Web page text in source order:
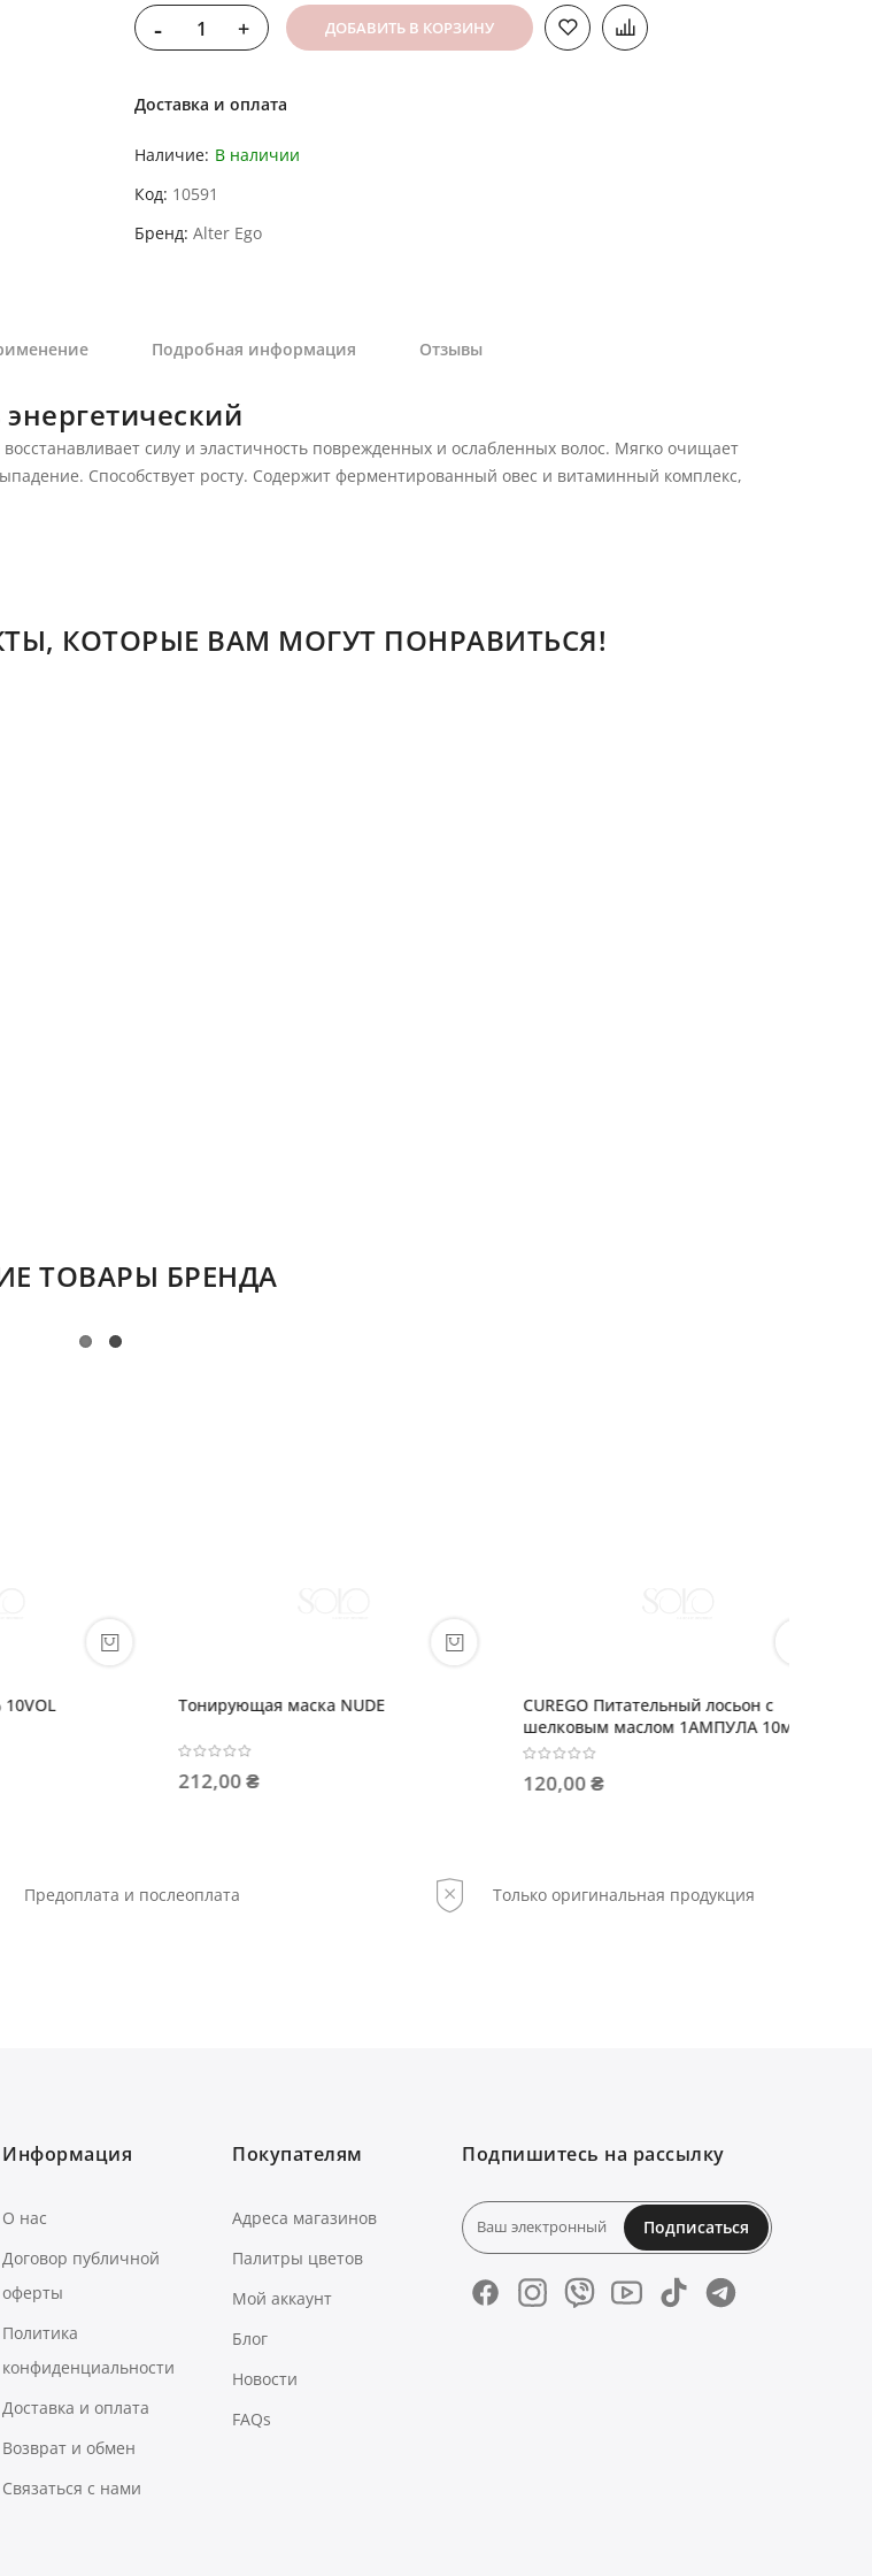
- + ДОБАВИТЬ В КОРЗИНУ
Доставка и оплата
Наличие: В наличии
Код 10591
Бренд Alter Ego
силу и эластичность поврежденных и ослабленных волос. Мягко очищает
Способствует росту. Содержит ферментированный овес и витаминный комплекс,
Подробная информация Отзывы
КОТОРЫЕ ВАМ МОГУТ ПОНРАВИТЬСЯ!
ТОВАРЫ БРЕНДА
CUREGO Питательный лосьон с
уп.12шт)
120,00 ₴
SHE WONDER Шампунь
восстанавливающий
676,00 ₴
Предоплата и послеоплата Только оригинальная продукция
Информация
О нас
Договор публичной
оферты
Политика
конфиденциальности
Доставка и оплата
Возврат и обмен
Связаться с нами
Покупателям
Адреса магазинов
Палитры цветов
Мой аккаунт
Блог
Новости
FAQs
Подпишитесь на рассылку
Подписаться